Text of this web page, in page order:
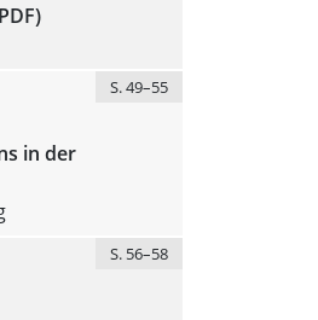
S. 49–55
in der
S. 56–58